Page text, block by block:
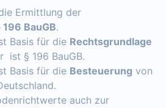
Ermittlung der
196 BauGB.
Basis für die Rechtsgrundlage
ist § 196 BauGB.
Basis für die Besteuerung von
auch zur